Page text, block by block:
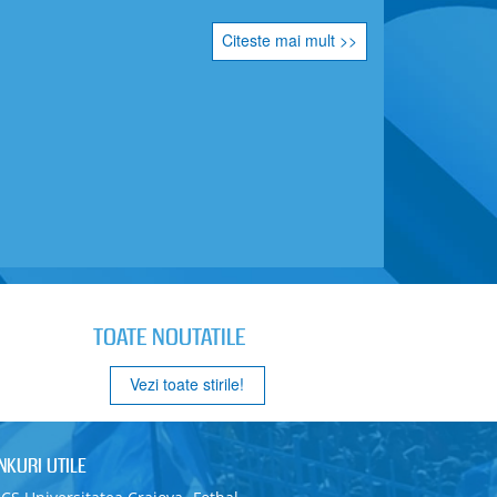
Citeste mai mult >>
TOATE NOUTATILE
Vezi toate stirile!
UTILE